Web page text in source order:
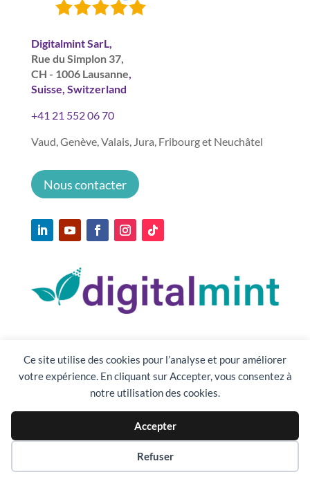
Ce site utilise des cookies pour l’analyse et pour améliorer
votre expérience. En cliquant sur Accepter, vous consentez à
notre utilisation des cookies.
Accepter
Refuser
Préférences des cookies
Digitalmint SarL,
Rue du Simplon 37,
CH - 1006 Lausanne,
Suisse, Switzerland
+41 21 552 06 70
Vaud, Genève, Valais, Jura, Fribourg et Neuchâtel
Nous contacter